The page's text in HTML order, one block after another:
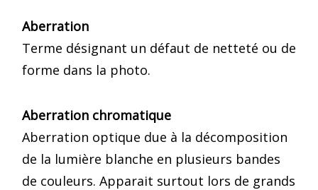
Aberration
Terme désignant un défaut de netteté ou de
forme dans la photo.
Aberration chromatique
Aberration optique due à la décomposition
de la lumière blanche en plusieurs bandes
de couleurs. Apparait surtout lors de grands